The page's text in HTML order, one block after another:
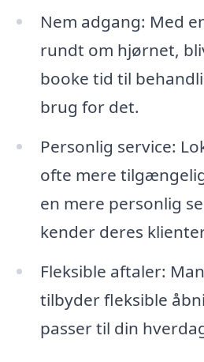
Nem adgang: Med
rundt om hjørnet,
booke tid til
brug for det.
Personlig service:
ofte mere
en mere personlig
kender deres
Fleksible aftaler:
tilbyder fleksible
passer til din